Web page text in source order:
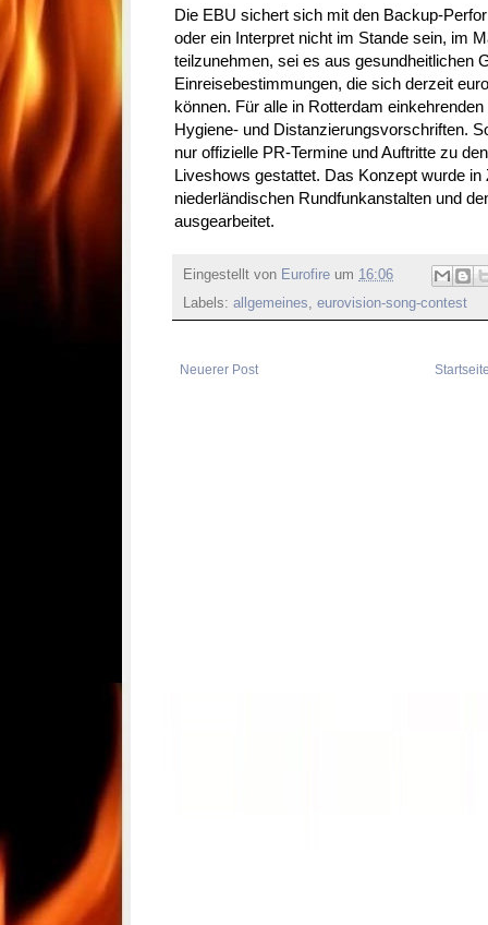
Die EBU sichert sich mit den Backup-
oder ein Interpret nicht im Stande sein, im
teilzunehmen, sei es aus gesundheitlichen
Einreisebestimmungen, die sich derzeit
können. Für alle in Rotterdam
Hygiene- und Distanzierungsvorschriften.
nur offizielle PR-Termine und Auftritte zu
Liveshows gestattet. Das Konzept wurde
niederländischen Rundfunkanstalten und
ausgearbeitet.
Eingestellt von Eurofire um 16:06
Labels: allgemeines, eurovision-song-contest
Neuerer Post